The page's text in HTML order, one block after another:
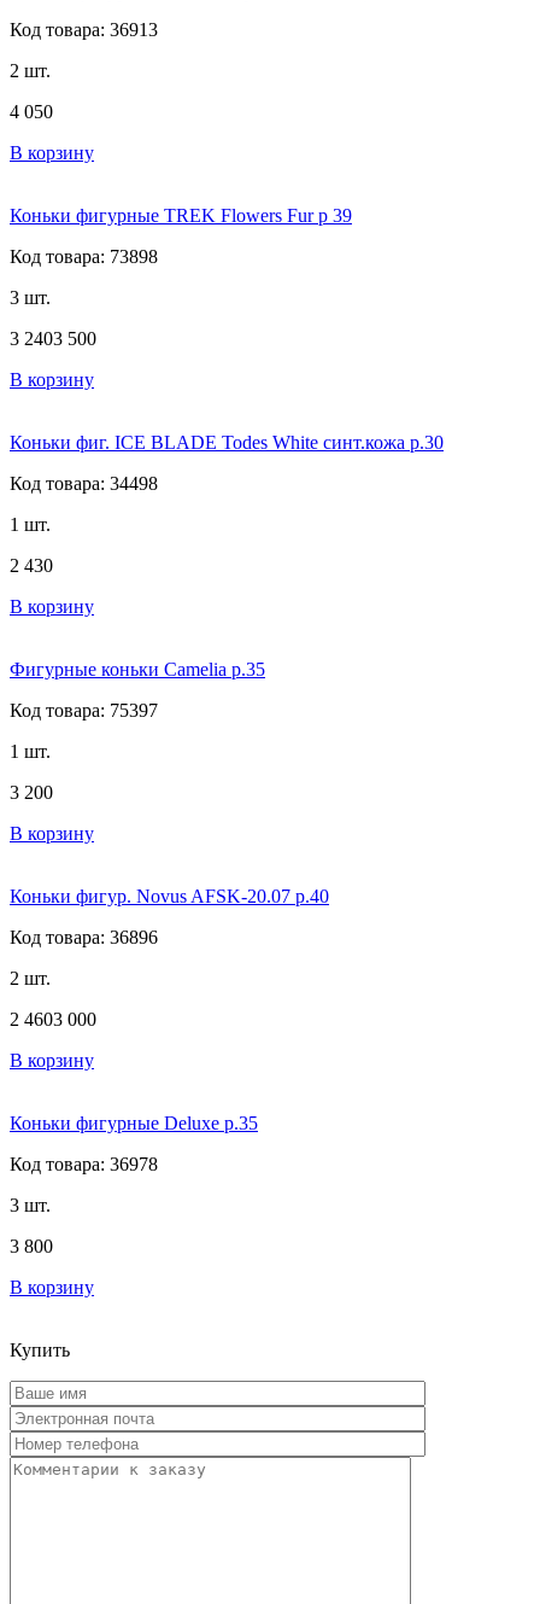
Код товара: 36913
2 шт.
4 050
В корзину
Коньки фигурные TREK Flowers Fur р 39
Код товара: 73898
3 шт.
3 2403 500
В корзину
Коньки фиг. ICE BLADE Todes White синт.кожа р.30
Код товара: 34498
1 шт.
2 430
В корзину
Фигурные коньки Camelia р.35
Код товара: 75397
1 шт.
3 200
В корзину
Коньки фигур. Novus AFSK-20.07 р.40
Код товара: 36896
2 шт.
2 4603 000
В корзину
Коньки фигурные Deluxe р.35
Код товара: 36978
3 шт.
3 800
В корзину
Купить